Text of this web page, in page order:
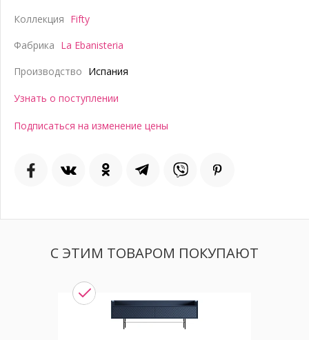
Коллекция Fifty
Фабрика La Ebanisteria
Производство Испания
Узнать о поступлении
Подписаться на изменение цены
С ЭТИМ ТОВАРОМ ПОКУПАЮТ